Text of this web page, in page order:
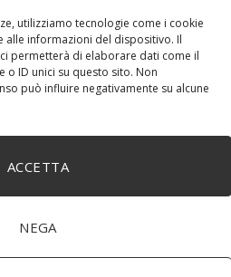
utilizziamo tecnologie come i cookie
alle informazioni del dispositivo. Il
permetterà di elaborare dati come il
ID unici su questo sito. Non
può influire negativamente su alcune
ACCETTA
NEGA
in legno di mango, XXL,
finitura a cera naturale
Fatto a mano, stile e design